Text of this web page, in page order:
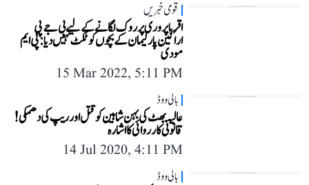
قومی خبریں
اقربا پروری پر روک لگانے کے لیے بی جے پی
اراکین پارلیمان کے بچوں کو ٹکٹ نہیں دیا: پی ایم
مودی
15 Mar 2022, 5:11 PM
بالی ووڈ
عالیہ بھٹ کی بہن شاہین کو قتل اور ریپ کی دھمکی!
قانونی کارروائی کا اشارہ
14 Jul 2020, 4:11 PM
بالی ووڈ